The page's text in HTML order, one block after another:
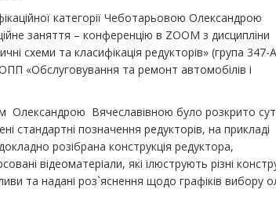
категорії Чеботарьовою Олександрою
заняття – конференцію в ZOOM з дисципліни
схеми та класифікація редукторів» (група 347-
«Обслуговування та ремонт автомобілів і
Олександрою Вячеславівною було розкрито
стандартні позначення редукторів, на прикладі
розібрана конструкція редуктора,
відеоматеріали, які ілюструють різні
та надані роз`яснення щодо графіків вибору